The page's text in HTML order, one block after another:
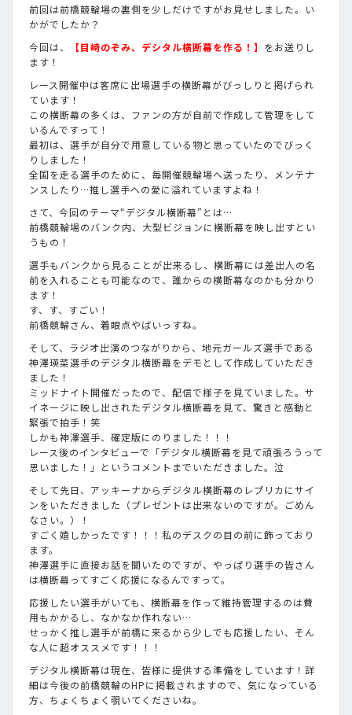
前回は前橋競輪場の裏側を少しだけですがお見せしました。い
かがでしたか？
今回は、
【目崎のぞみ、デシタル横断幕を作る！】 をお送りし
ます！
レース開催中は客席に出場選手の横断幕がびっしりと掲げられ
ています！
この横断幕の多くは、ファンの方が自前で作成して管理をして
いるんですって！
最初は、選手が自分で用意している物と思っていたのでびっく
りしました！
全国を走る選手のために、毎開催競輪場へ送ったり、メンテナ
ンスしたり…推し選手への愛に溢れていますよね！
さて、今回のテーマ“デジタル横断幕”とは…
前橋競輪場のバンク内、大型ビジョンに横断幕を映し出すとい
うもの！
選手もバンクから見ることが出来るし、横断幕には差出人の名
前を入れることも可能なので、誰からの横断幕なのかも分かり
ます！
す、す、すごい！
前橋競輪さん、着眼点やばいっすね。
そして、ラジオ出演のつながりから、地元ガールズ選手である
神澤瑛菜選手のデジタル横断幕をデモとして作成していただき
ました！
ミッドナイト開催だったので、配信で様子を見ていました。サ
イネージに映し出されたデジタル横断幕を見て、驚きと感動と
緊張で拍手！笑
しかも神澤選手、確定版にのりました！！！
レース後のインタビューで「デジタル横断幕を見て頑張ろうって
思いました！」というコメントまでいただきました。泣
そして先日、アッキーナからデジタル横断幕のレプリカにサイ
ンをいただきました（プレゼントは出来ないのですが。ごめん
なさい。）！
すごく嬉しかったです！！！私のデスクの目の前に飾っており
ます。
神澤選手に直接お話を聞いたのですが、やっぱり選手の皆さん
は横断幕ってすごく応援になるんですって。
応援したい選手がいても、横断幕を作って維持管理するのは費
用もかかるし、なかなか作れない…
せっかく推し選手が前橋に来るから少しでも応援したい、そん
な人に超オススメです！！！
デジタル横断幕は現在、皆様に提供する準備をしています！詳
細は今後の前橋競輪のHPに掲載されますので、気になっている
方、ちょくちょく覗いてくださいね。